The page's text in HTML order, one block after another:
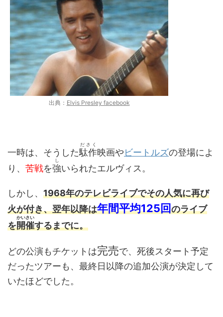
出典： Elvis Presley facebook
一時は、そうした駄作
ださく
映画やビートルズの登場によ
り、 苦戦を強
し
いられたエルヴィス。
しかし、 1968年のテレビライブでその人気に再び
火が付き、翌年以降は年間平均125回のライブ
を開催
かいさい
するまでに。
どの公演もチケットは完売で、死後スタート予定
だったツアーも、最終日以降の追加公演が決定して
いたほどでした。